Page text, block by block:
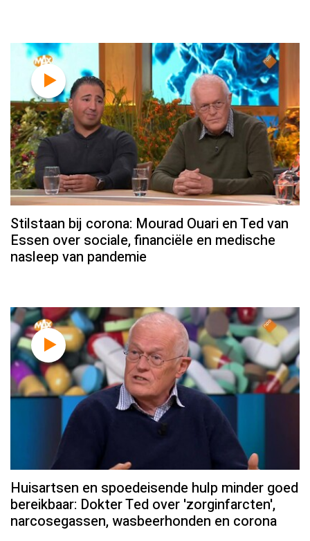
Stilstaan bij corona: Mourad Ouari en Ted van
Essen over sociale, financiële en medische
nasleep van pandemie
Huisartsen en spoedeisende hulp minder goed
bereikbaar: Dokter Ted over 'zorginfarcten',
narcosegassen, wasbeerhonden en corona